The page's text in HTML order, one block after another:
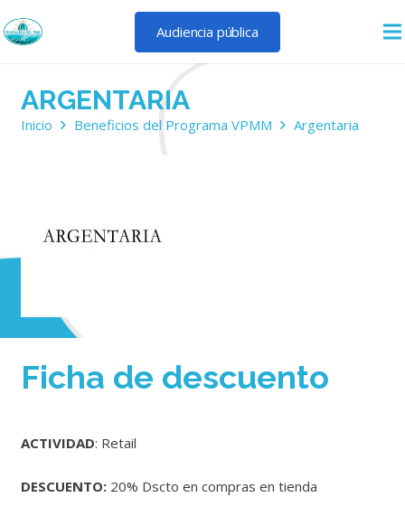
Audiencia pública
ARGENTARIA
Inicio Beneficios del Programa VPMM Argentaria
Ficha de descuento
ACTIVIDAD: Retail
DESCUENTO:20% Dscto en compras en tienda